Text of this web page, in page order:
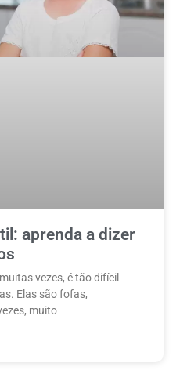
aprenda a dizer
vezes, é tão difícil
Elas são fofas,
muito